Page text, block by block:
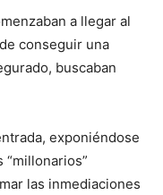
a llegar al
conseguir una
buscaban
exponiéndose
las inmediaciones